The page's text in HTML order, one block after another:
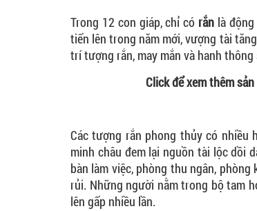
Trong 12 con giáp, chỉ có rắn là
tiến lên trong năm mới, vượng tài
trí tượng rắn, may mắn và hanh
Click để xem thêm
Các tượng rắn phong thủy có nhiều
minh châu đem lại nguồn tài lộc dồi
bàn làm việc, phòng thu ngân,
rủi. Những người nằm trong bộ tam
lên gấp nhiều lần.